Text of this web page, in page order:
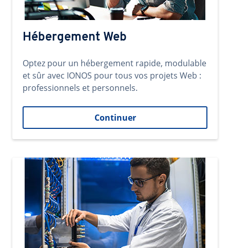
Hébergement Web
Optez pour un hébergement rapide, modulable
et sûr avec IONOS pour tous vos projets Web :
professionnels et personnels.
Continuer